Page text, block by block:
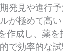
発見や進行
が極めて高
作成し、薬を
で効率的な